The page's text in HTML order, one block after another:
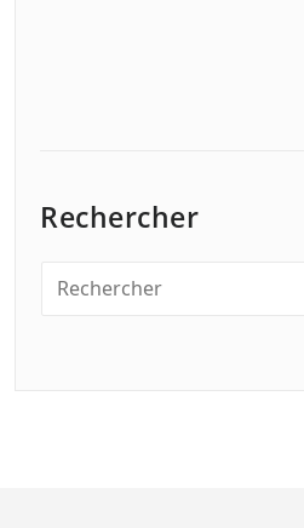
Rechercher